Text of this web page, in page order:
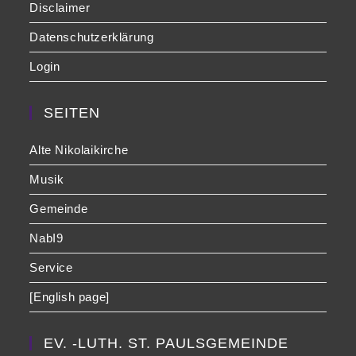
Disclaimer
Datenschutzerklärung
Login
SEITEN
Alte Nikolaikirche
Musik
Gemeinde
NabI9
Service
[English page]
EV. -LUTH. ST. PAULSGEMEINDE